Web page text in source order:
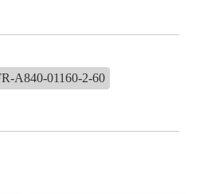
A840-01160-2-60